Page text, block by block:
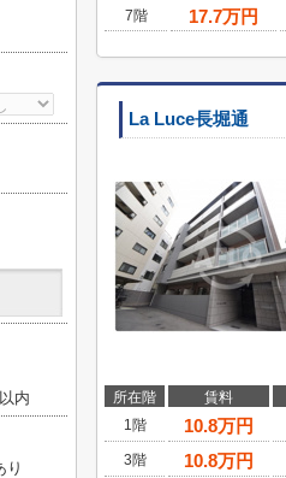
7階
17.7万円
La Luce長堀通
所在階 賃料
1階
10.8万円
3階
10.8万円
内
り